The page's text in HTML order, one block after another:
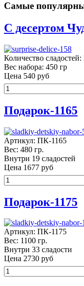
Самые
С десертом
Количество сладостей:
Вес набора: 450 гр
Цена 540 руб
Подарок-1165
Артикул: ПК-1165
Вес: 480 гр.
Внутри 19 сладостей
Цена 1677 руб
Подарок-1175
Артикул: ПК-1175
Вес: 1100 гр.
Внутри 33 сладости
Цена 2730 руб